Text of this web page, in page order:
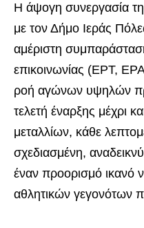
Η άψογη συνεργασία
με τον Δήμο Ιεράς
αμέριστη
επικοινωνίας (ΕΡΤ,
ροή αγώνων υψηλών
τελετή έναρξης μέχρι
μεταλλίων, κάθε
σχεδιασμένη,
έναν προορισμό ικανό
αθλητικών γεγονότων